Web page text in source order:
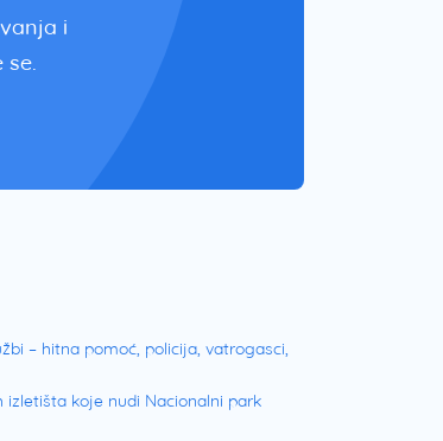
i
se.
– hitna pomoć, policija, vatrogasci,
izletišta koje nudi Nacionalni park